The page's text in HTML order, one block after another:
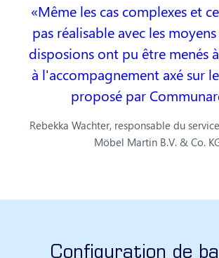
Même les cas complexes et
pas réalisable avec les
disposions ont pu être menés
à l'accompagnement axé sur
proposé par
Rebekka Wachter, responsable du
Möbel Martin B.V. & Co.
Configuration de